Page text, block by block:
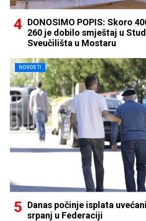
DONOSIMO POPIS: Skoro
260 je dobilo smještaj u
Sveučilišta u Mostaru
NOVOSTI
Danas počinje isplata
srpanj u Federaciji